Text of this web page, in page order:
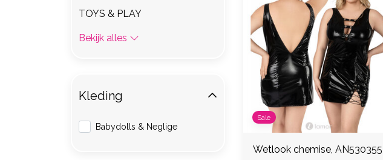
Sale
Wetlook chemise, AN530355
TOYS & PLAY
Bekijk alles
Kleding
Babydolls & Neglige